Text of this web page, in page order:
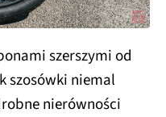
szerszymi od
szosówki niemal
nierówności